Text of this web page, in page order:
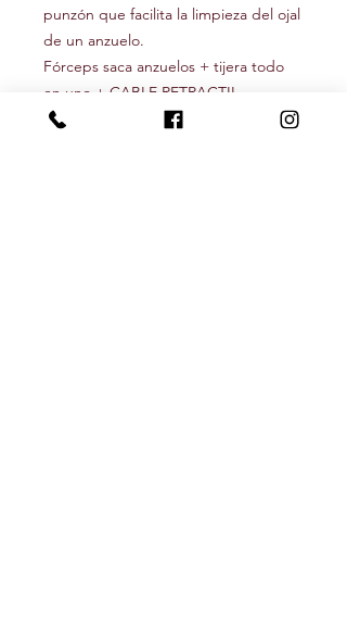
punzón que facilita la limpieza del ojal
de un anzuelo.
Fórceps saca anzuelos + tijera todo
en uno + CABLE RETRACTIL.